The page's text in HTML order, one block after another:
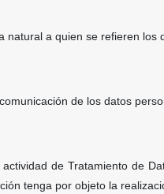
natural a quien se refieren los
de los datos
actividad de Tratamiento de
tenga por objeto la